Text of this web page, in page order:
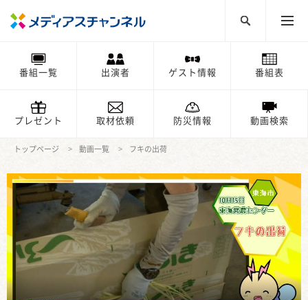
番組一覧 出演者 ゲスト情報 番組表
プレゼント 取材依頼 防災情報 動画検索
トップページ 動画一覧 フキの出荷